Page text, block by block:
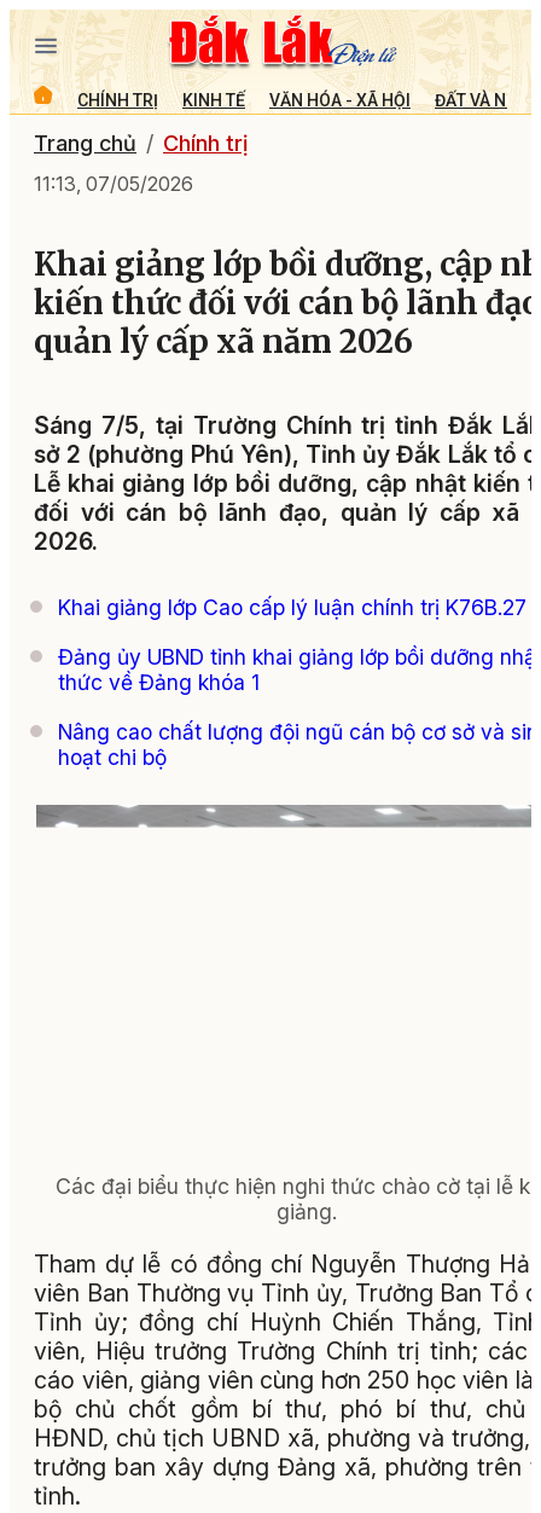
CHÍNH TRỊ KINH TẾ VĂN HÓA - XÃ HỘI ĐẤT VÀ
Trang chủ Chính trị
11:13, 07/05/2026
Khai giảng lớp bồi dưỡng, cập
kiến thức đối với cán bộ lãnh
quản lý cấp xã năm 2026
Sáng 7/5, tại Trường Chính trị tỉnh Đắk
sở 2 (phường Phú Yên), Tỉnh ủy Đắk Lắk tổ
Lễ khai giảng lớp bồi dưỡng, cập nhật kiến
đối với cán bộ lãnh đạo, quản lý cấp xã
2026.
Khai giảng lớp Cao cấp lý luận chính trị K76B.27
Đảng ủy UBND tỉnh khai giảng lớp bồi dưỡng
thức về Đảng khóa 1
Nâng cao chất lượng đội ngũ cán bộ cơ sở và
hoạt chi bộ
Các đại biểu thực hiện nghi thức chào cờ tại lễ
giảng.
Tham dự lễ có đồng chí Nguyễn Thượng
viên Ban Thường vụ Tỉnh ủy, Trưởng Ban Tổ
Tỉnh ủy; đồng chí Huỳnh Chiến Thắng,
viên, Hiệu trưởng Trường Chính trị tỉnh; các
cáo viên, giảng viên cùng hơn 250 học viên là
bộ chủ chốt gồm bí thư, phó bí thư, chủ
HĐND, chủ tịch UBND xã, phường và trưởng,
trưởng ban xây dựng Đảng xã, phường trên
tỉnh.